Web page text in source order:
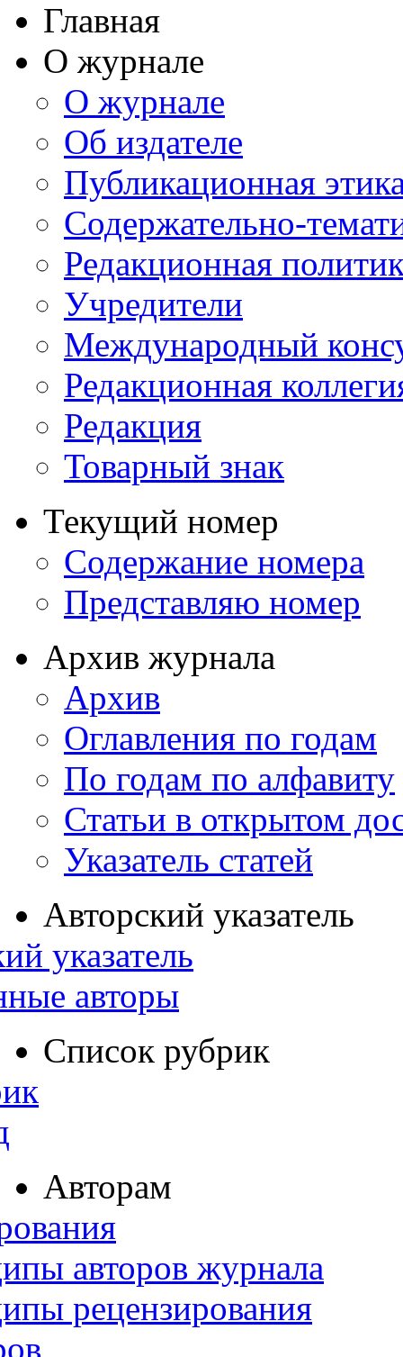
Главная
О журнале
О журнале
Об издателе
Публикационная
Содержательно-
Редакционная
Учредители
Международный
Редакционная
Редакция
Товарный знак
Текущий номер
Содержание номера
Представляю номер
Архив журнала
Архив
Оглавления по годам
По годам по алфавиту
Статьи в открытом
Указатель статей
Авторский указатель
указатель
авторы
Список рубрик
Авторам
авторов журнала
рецензирования